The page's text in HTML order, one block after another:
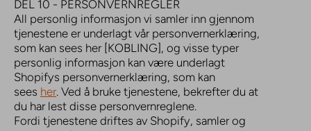
DEL 10 - PERSONVERNREGLER
All personlig informasjon vi samler inn gjennom
tjenestene er underlagt vår personvernerklæring,
som kan sees her [KOBLING], og visse typer
personlig informasjon kan være underlagt
Shopifys personvernerklæring, som kan
sees her. Ved å bruke tjenestene, bekrefter du at
du har lest disse personvernreglene.
Fordi tjenestene driftes av Shopify, samler og